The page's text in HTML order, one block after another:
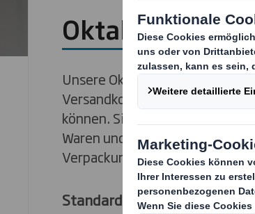
Oktabiner
Unsere Oktabiner bieten
Versandkosten, von denen Sie
können. Sie werden auch den
Waren und die reduzierte
Verpackungsmaterial zu
Standardprogramm